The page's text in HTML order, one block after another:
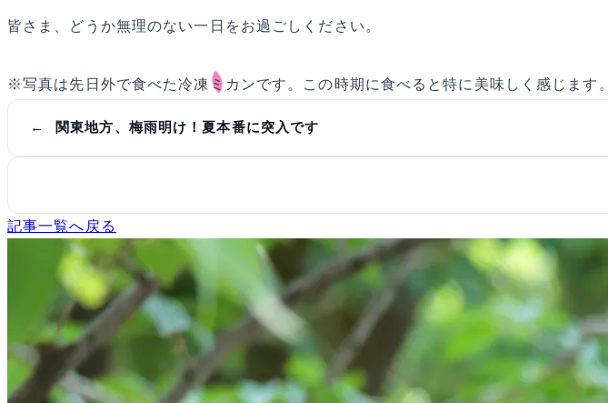
皆さま、どうか無理のない一日をお過ごしください。
※写真は先日外で食べた冷凍ミカンです。この時期に食べると特に美味しく感じます。
関東地方、梅雨明け！夏本番に突入です
記事一覧へ戻る